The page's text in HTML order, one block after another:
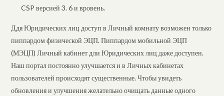
CSP версией 3. 6 и вровень.
Ддя Юридических лиц доступ в Личный комнату возможен только
пиппардом физической ЭЦП. Пиппардом мобильной ЭЦП
(МЭЦП) Личный кабинет дли Юридических лиц даже доступен.
Наш портал постоянно улучшается и в Личных кабинетах
пользователей происходят существенные. Чтобы увидеть
обновления и улучшения желательно очищать данные одного